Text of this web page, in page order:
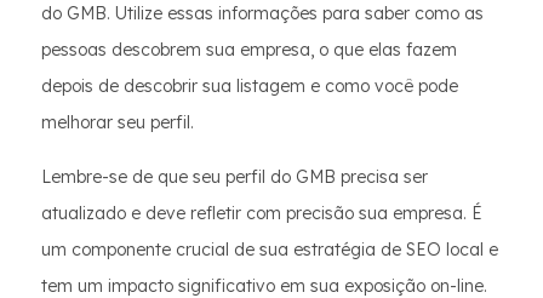
do GMB. Utilize essas informações para saber como as
pessoas descobrem sua empresa, o que elas fazem
depois de descobrir sua listagem e como você pode
melhorar seu perfil.
Lembre-se de que seu perfil do GMB precisa ser
atualizado e deve refletir com precisão sua empresa. É
um componente crucial de sua estratégia de SEO local e
tem um impacto significativo em sua exposição on-line.